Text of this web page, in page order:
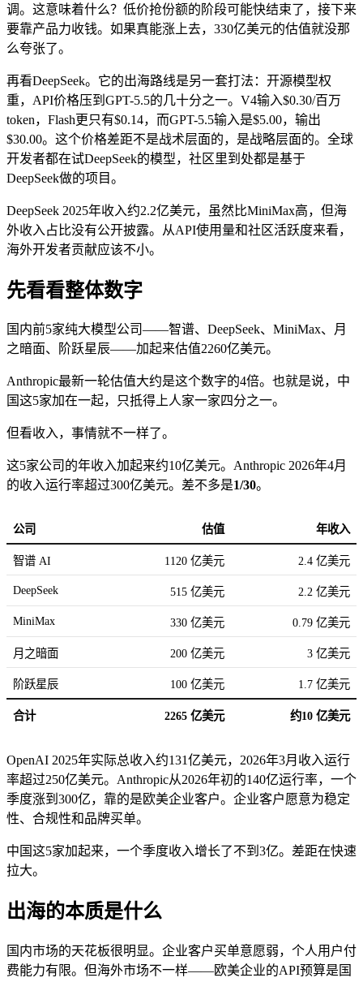
调。这意味着什么？低价抢份额的阶段可能快结束了，接下来
要靠产品力收钱。如果真能涨上去，330亿美元的估值就没那
么夸张了。
再看DeepSeek。它的出海路线是另一套打法：开源模型权
重，API价格压到GPT-5.5的几十分之一。V4输入$0.30/百万
token，Flash更只有$0.14，而GPT-5.5输入是$5.00，输出
$30.00。这个价格差距不是战术层面的，是战略层面的。全球
开发者都在试DeepSeek的模型，社区里到处都是基于
DeepSeek做的项目。
DeepSeek 2025年收入约2.2亿美元，虽然比MiniMax高，但海
外收入占比没有公开披露。从API使用量和社区活跃度来看，
海外开发者贡献应该不小。
先看看整体数字
国内前5家纯大模型公司——智谱、DeepSeek、MiniMax、月
之暗面、阶跃星辰——加起来估值2260亿美元。
Anthropic最新一轮估值大约是这个数字的4倍。也就是说，中
国这5家加在一起，只抵得上人家一家四分之一。
但看收入，事情就不一样了。
这5家公司的年收入加起来约10亿美元。Anthropic 2026年4月
的收入运行率超过300亿美元。差不多是1/30。
公司 估值 年收入
智谱 AI 1120 亿美元 2.4 亿美元
DeepSeek 515 亿美元 2.2 亿美元
MiniMax 330 亿美元 0.79 亿美元
月之暗面 200 亿美元 3 亿美元
阶跃星辰 100 亿美元 1.7 亿美元
合计 2265 亿美元 约10 亿美元
OpenAI 2025年实际总收入约131亿美元，2026年3月收入运行
率超过250亿美元。Anthropic从2026年初的140亿运行率，一个
季度涨到300亿，靠的是欧美企业客户。企业客户愿意为稳定
性、合规性和品牌买单。
中国这5家加起来，一个季度收入增长了不到3亿。差距在快速
拉大。
出海的本质是什么
国内市场的天花板很明显。企业客户买单意愿弱，个人用户付
费能力有限。但海外市场不一样——欧美企业的API预算是国